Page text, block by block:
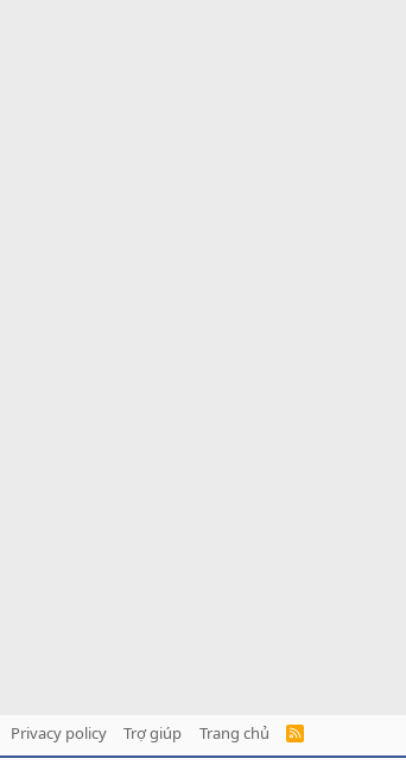
Privacy policy Trợ giúp Trang chủ
R